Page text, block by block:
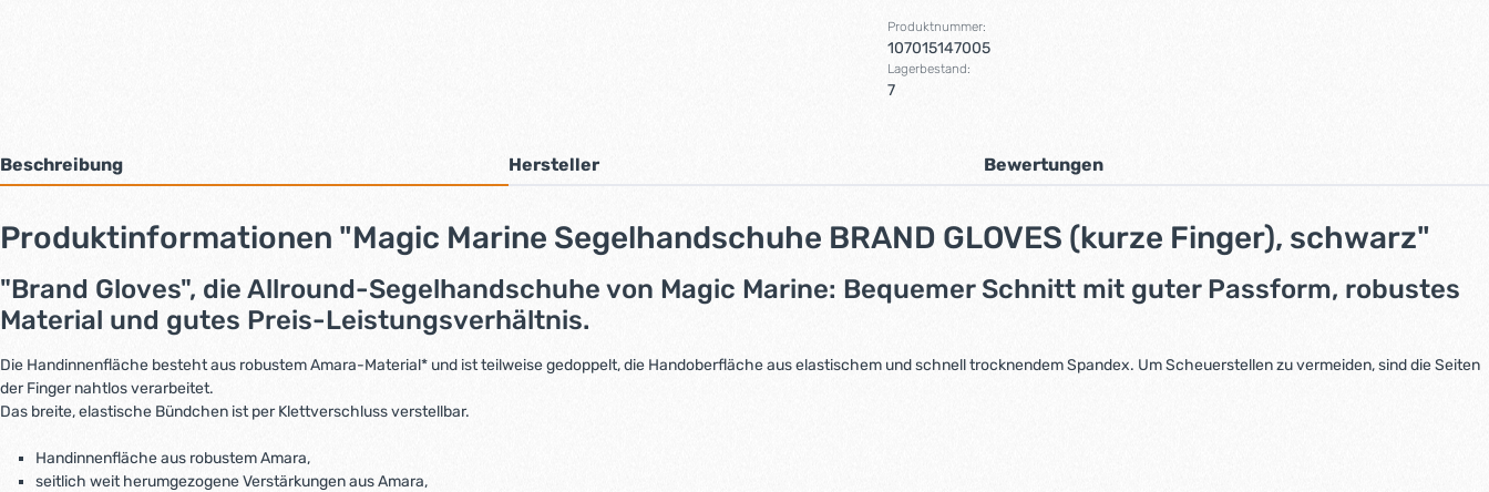
Produktnummer:
107015147005
Lagerbestand:
7
Beschreibung Hersteller Bewertungen
Produktinformationen "Magic Marine Segelhandschuhe BRAND GLOVES (kurze Finger), schwarz"
"Brand Gloves", die Allround-Segelhandschuhe von Magic Marine: Bequemer Schnitt mit guter Passform, robustes
Material und gutes Preis-Leistungsverhältnis.
Die Handinnenfläche besteht aus robustem Amara-Material* und ist teilweise gedoppelt, die Handoberfläche aus elastischem und schnell trocknendem Spandex. Um Scheuerstellen zu vermeiden, sind die Seiten
der Finger nahtlos verarbeitet.
Das breite, elastische Bündchen ist per Klettverschluss verstellbar.
Handinnenfläche aus robustem Amara,
seitlich weit herumgezogene Verstärkungen aus Amara,